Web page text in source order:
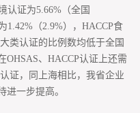
认证为5.66%（全国
1.42%（2.9%），HACCP食
类认证的比例数均低于全国
、HACCP认证上还需
证，同上海相比，我省企业
进一步提高。